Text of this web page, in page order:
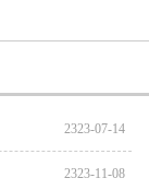
2323-07-14
2323-11-08